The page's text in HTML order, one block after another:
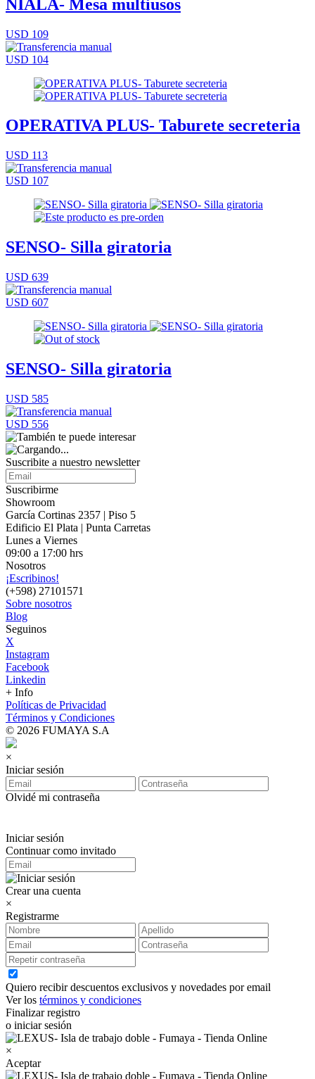
NIALA- Mesa multiusos
USD 109
USD 104
OPERATIVA PLUS- Taburete secreteria
USD 113
USD 107
SENSO- Silla giratoria
USD 639
USD 607
SENSO- Silla giratoria
USD 585
USD 556
Suscribite a nuestro newsletter
Suscribirme
Showroom
García Cortinas 2357 | Piso 5
Edificio El Plata | Punta Carretas
Lunes a Viernes
09:00 a 17:00 hrs
Nosotros
¡Escribinos!
(+598) 27101571
Sobre nosotros
Blog
Seguinos
X
Instagram
Facebook
Linkedin
+ Info
Políticas de Privacidad
Términos y Condiciones
© 2026 FUMAYA S.A
×
Iniciar sesión
Olvidé mi contraseña
Iniciar sesión
Continuar como invitado
Crear una cuenta
×
Registrarme
Quiero recibir descuentos exclusivos y novedades por email
Ver los términos y condiciones
Finalizar registro
o iniciar sesión
×
Aceptar